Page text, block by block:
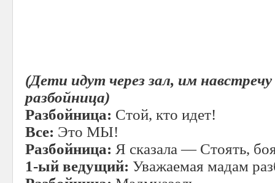
(Дети идут через зал, им
разбойница)
Разбойница: Стой, кто идет!
Все: Это МЫ!
Разбойница: Я сказала — Стоять,
1-ый ведущий: Уважаемая мадам